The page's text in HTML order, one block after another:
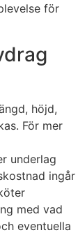
för
höjd,
För mer
underlag
ingår
med vad
eventuella